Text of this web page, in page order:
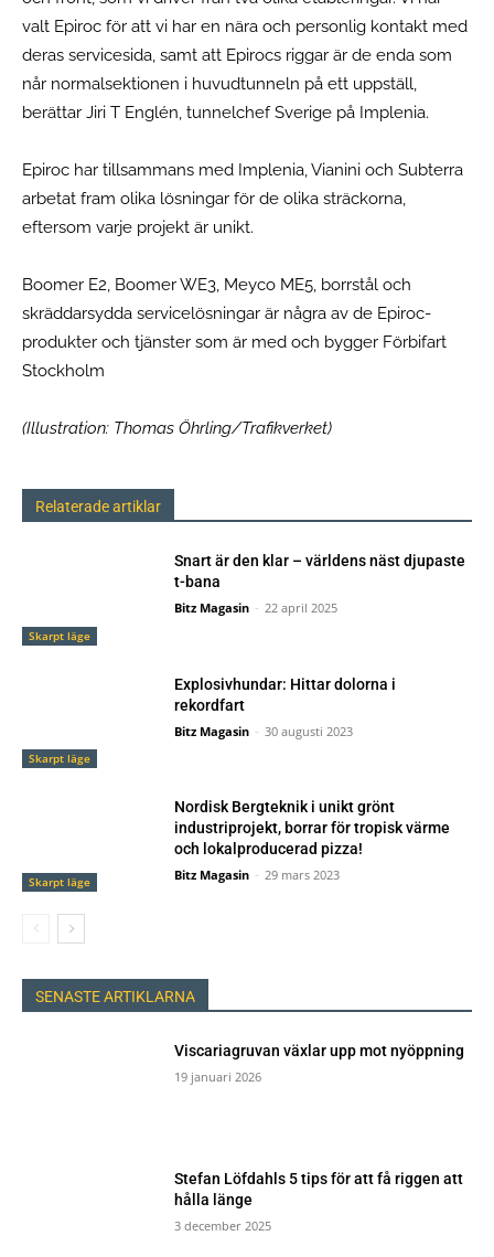
valt Epiroc för att vi har en nära och personlig kontakt med
deras servicesida, samt att Epirocs riggar är de enda som
når normalsektionen i huvudtunneln på ett uppställ,
berättar Jiri T Englén, tunnelchef Sverige på Implenia.
Epiroc har tillsammans med Implenia, Vianini och Subterra
arbetat fram olika lösningar för de olika sträckorna,
eftersom varje projekt är unikt.
Boomer E2, Boomer WE3, Meyco ME5, borrstål och
skräddarsydda servicelösningar är några av de Epiroc-
produkter och tjänster som är med och bygger Förbifart
Stockholm
(Illustration: Thomas Öhrling/Trafikverket)
Relaterade artiklar
Skarpt läge
Snart är den klar – världens näst djupaste
t-bana
Bitz Magasin - 22 april 2025
Skarpt läge
Explosivhundar: Hittar dolorna i
rekordfart
Bitz Magasin - 30 augusti 2023
Skarpt läge
Nordisk Bergteknik i unikt grönt
industriprojekt, borrar för tropisk värme
och lokalproducerad pizza!
Bitz Magasin - 29 mars 2023
SENASTE ARTIKLARNA
Viscariagruvan växlar upp mot nyöppning
19 januari 2026
Stefan Löfdahls 5 tips för att få riggen att
hålla länge
3 december 2025